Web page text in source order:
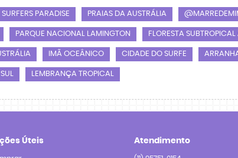
SURFERS PARADISE PRAIAS DA AUSTRÁLIA
PARQUE NACIONAL LAMINGTON FLORESTA
IMÃ OCEÂNICO CIDADE DO SURFE
LEMBRANÇA TROPICAL
Úteis Atendimento